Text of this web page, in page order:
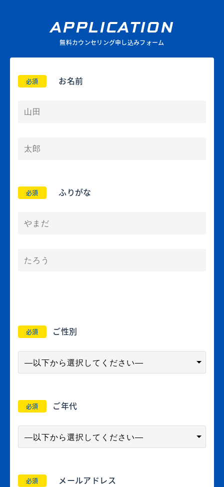
APPLICATION
無料カウンセリング申し込みフォーム
必須 お名前
必須 ふりがな
必須 ご性別
必須 ご年代
必須 メールアドレス